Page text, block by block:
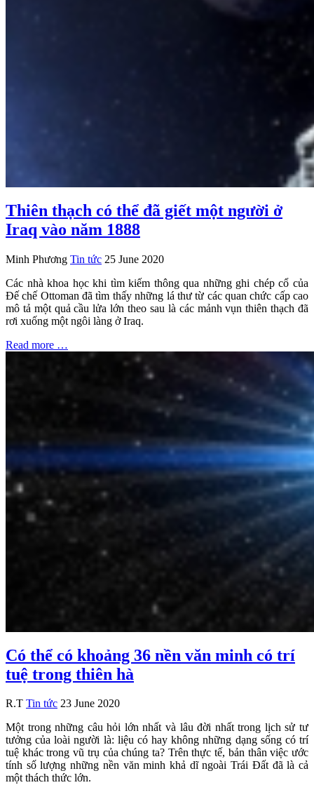
Thiên thạch có thể đã giết một người ở
Iraq vào năm 1888
Minh Phương Tin tức 25 June 2020
Các nhà khoa học khi tìm kiếm thông qua những ghi chép cổ của
Đế chế Ottoman đã tìm thấy những lá thư từ các quan chức cấp cao
mô tả một quả cầu lửa lớn theo sau là các mảnh vụn thiên thạch đã
rơi xuống một ngôi làng ở Iraq.
Read more …
Có thể có khoảng 36 nền văn minh có trí
tuệ trong thiên hà
R.T Tin tức 23 June 2020
Một trong những câu hỏi lớn nhất và lâu đời nhất trong lịch sử tư
tưởng của loài người là: liệu có hay không những dạng sống có trí
tuệ khác trong vũ trụ của chúng ta? Trên thực tế, bản thân việc ước
tính số lượng những nền văn minh khả dĩ ngoài Trái Đất đã là cả
một thách thức lớn.